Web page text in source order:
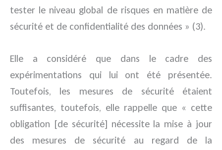
tester le niveau global de risques en matière de
sécurité et de confidentialité des données » (3).
Elle a considéré que dans le cadre des
expérimentations qui lui ont été présentée.
Toutefois, les mesures de sécurité étaient
suffisantes, toutefois, elle rappelle que « cette
obligation [de sécurité] nécessite la mise à jour
des mesures de sécurité au regard de la